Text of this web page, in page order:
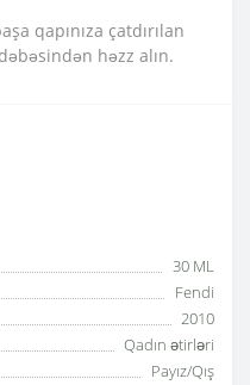
qapınıza çatdırılan
həzz alın.
30 ML
Fendi
2010
Qadın ətirləri
Payız/Qış